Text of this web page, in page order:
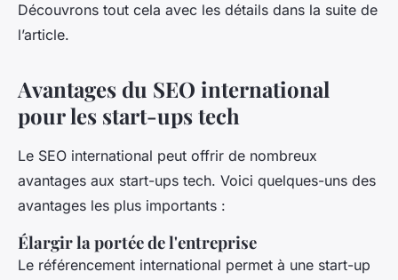
Découvrons tout cela avec les détails dans la suite de
l’article.
Avantages du SEO international
pour les start-ups tech
Le SEO international peut offrir de nombreux
avantages aux start-ups tech. Voici quelques-uns des
avantages les plus importants :
Élargir la portée de l'entreprise
Le référencement international permet à une start-up